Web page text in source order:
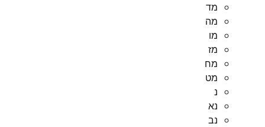
מד
מה
מו
מז
מח
מט
נ
נא
נב